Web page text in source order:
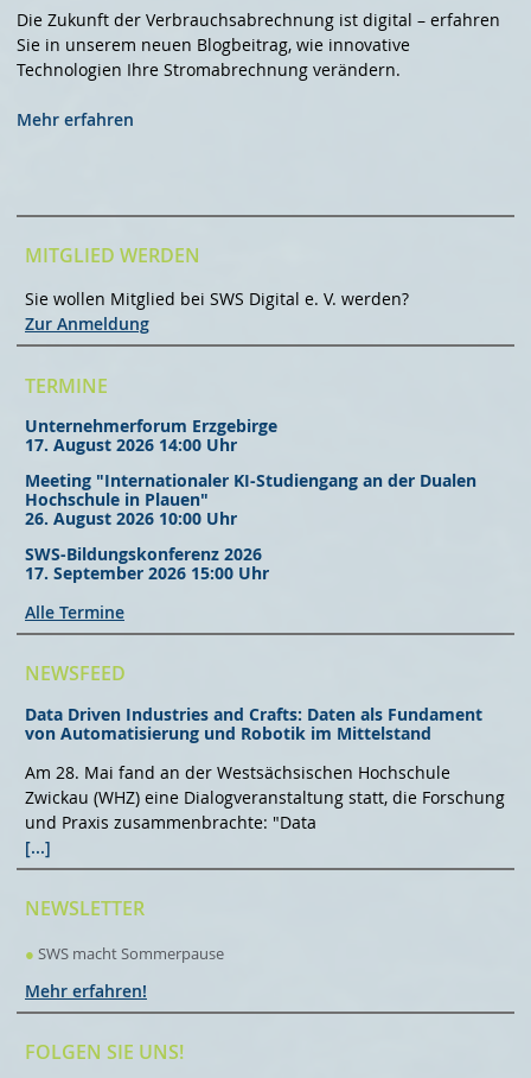
Die Zukunft der Verbrauchsabrechnung ist digital – erfahren
Sie in unserem neuen Blogbeitrag, wie innovative
Technologien Ihre Stromabrechnung verändern.
Mehr erfahren
MITGLIED WERDEN
Sie wollen Mitglied bei SWS Digital e. V. werden?
Zur Anmeldung
TERMINE
Unternehmerforum Erzgebirge
17. August 2026 14:00 Uhr
Meeting "Internationaler KI-Studiengang an der Dualen
Hochschule in Plauen"
26. August 2026 10:00 Uhr
SWS-Bildungskonferenz 2026
17. September 2026 15:00 Uhr
Alle Termine
NEWSFEED
Data Driven Industries and Crafts: Daten als Fundament
von Automatisierung und Robotik im Mittelstand
Am 28. Mai fand an der Westsächsischen Hochschule
Zwickau (WHZ) eine Dialogveranstaltung statt, die Forschung
und Praxis zusammenbrachte: "Data
[...]
NEWSLETTER
● SWS macht Sommerpause
Mehr erfahren!
FOLGEN SIE UNS!